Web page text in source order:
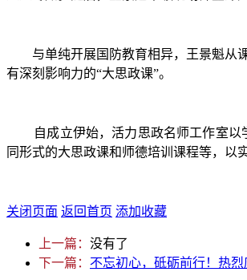
与单纯开展国防教育相异，王景魁从
有深刻影响力的“大思政课”。
自成立伊始，活力思政名师工作室
同形式的大思政课和师德培训课程等，以
关闭页面 返回首页 添加收藏
上一篇： 没有了
下一篇： 不忘初心，砥砺前行！热